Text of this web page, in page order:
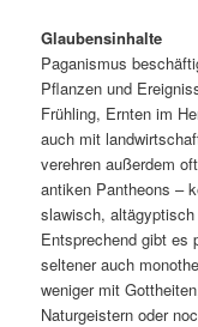
Glaubensinhalte
Paganismus
Pflanzen und
Frühling, Ernten im
auch mit
verehren außerdem
antiken Pantheons –
slawisch,
Entsprechend gibt es
seltener auch
weniger mit
Naturgeistern oder